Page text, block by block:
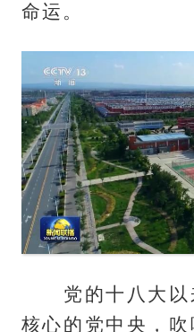
命运。
党的十八大以
核心的党中央，